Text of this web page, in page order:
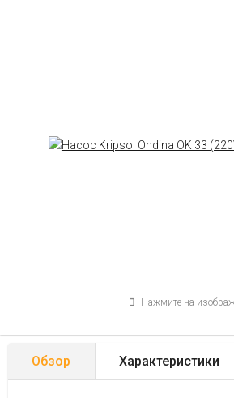
Нажмите на
Обзор Характеристики